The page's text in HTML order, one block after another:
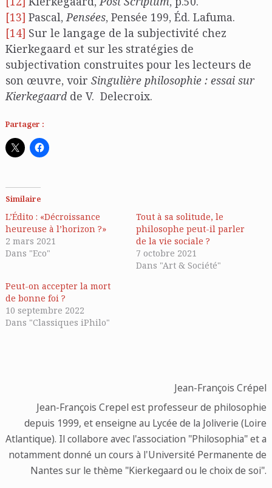
[13] Pascal,Pensées, Pensée 199, Éd. Lafuma.
[14] Sur le langage de la subjectivité chez
Kierkegaard et sur les stratégies de
subjectivation construites pour les lecteurs de
son œuvre, voir Singulière philosophie : essai sur
Kierkegaardde V. Delecroix.
Partager :
Similaire
L’Édito : «Décroissance
heureuse à l’horizon ?»
2 mars 2021
Dans "Eco"
Tout à sa solitude, le
philosophe peut-il parler
de la vie sociale ?
7 octobre 2021
Dans "Art & Société"
Peut-on accepter la mort
de bonne foi ?
10 septembre 2022
Dans "Classiques iPhilo"
Jean-François Crépel
Jean-François Crepel est professeur de philosophie
depuis 1999, et enseigne au Lycée de la Joliverie (Loire
Atlantique). Il collabore avec l'association "Philosophia" et a
notamment donné un cours à l'Université Permanente de
Nantes sur le thème "Kierkegaard ou le choix de soi".